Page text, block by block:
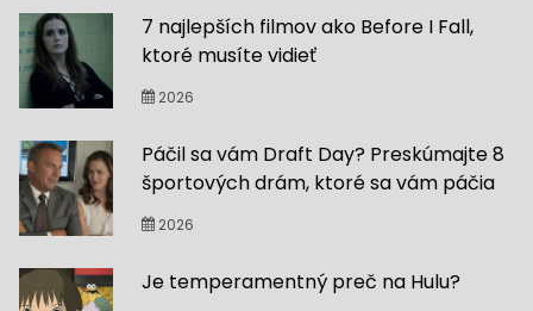
7 najlepších filmov ako Before I Fall,
ktoré musíte vidieť
2026
Páčil sa vám Draft Day? Preskúmajte 8
športových drám, ktoré sa vám páčia
2026
Je temperamentný preč na Hulu?